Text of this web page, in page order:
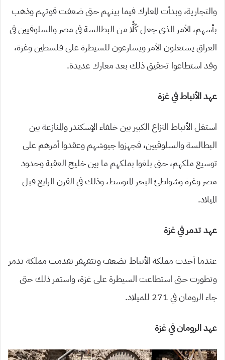
والتجارية، وبدأت المعارك فيما بينهم حتى ضعفت قوتهم وذهب
بأسهم، الأمر الذي جعل كُلًّا من البطالسة في مصر والسلوقيين في
العراق يستغلون الأمر ويسارعون للسيطرة على فلسطين وغزة،
وقد استطاعوا تحقيق ذلك بعد معارك عديدة.
عهد الأنباط في غزة
استغل الأنباط النزاع الكبير بين خلفاء الإسكندر والمنازعة بين
البطالسة والسلوقيين، فجهزوا جيوشهم وعقدوا أمرهم على
توسيع ملكهم، حتى بلغوا بملكهم ما بين خليج العقبة وحدود
مصر وغزة وشواطئ البحر المتوسط، وذلك في القرن الرابع قبل
الميلاد.
عهد تدمر في غزة
عندما أخذت مملكة الأنباط تضعف وتتقهقر تقدمت مملكة تدمر
وتطورت حتى استطاعت السيطرة على غزة، واستمر ذلك حتى
جاء الرومان في 271 للميلاد.
عهد الرومان في غزة